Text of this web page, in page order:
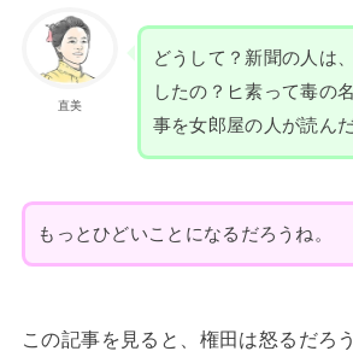
直美
どうして？新聞の人は
したの？ヒ素って毒の
事を女郎屋の人が読んだ
もっとひどいことになるだろうね。
この記事を見ると、権田は怒るだろ